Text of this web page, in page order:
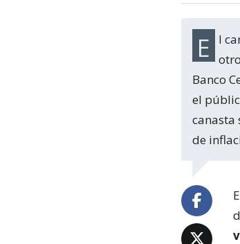
El cambio en la canasta de medición del IPC (donde saldrán productos y entrarán
Banco
el
canasta
de